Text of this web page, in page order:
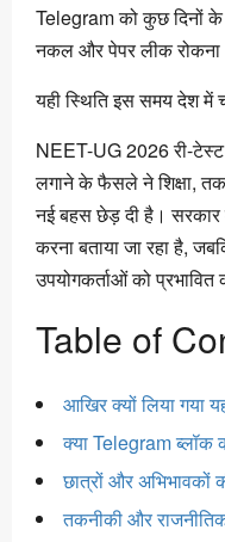
Telegram को कुछ दिनों
नकल और पेपर लीक
यही स्थिति इस समय देश में
NEET-UG 2026 री-
लगाने के फैसले ने शिक्षा,
नई बहस छेड़ दी है। सरकार
करना बताया जा रहा है,
उपयोगकर्ताओं को
Table of
आखिर क्यों लिया गया
क्या Telegram ब्लॉक
छात्रों और अभिभावकों
तकनीकी और